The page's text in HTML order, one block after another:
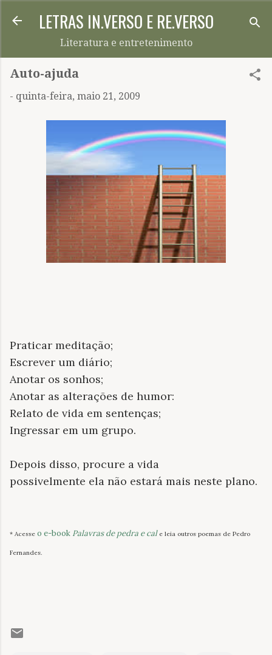
Pular para o conteúdo principal
LETRAS IN.VERSO E RE.VERSO
Literatura e entretenimento
Auto-ajuda
- quinta-feira, maio 21, 2009
Praticar meditação;
Escrever um diário;
Anotar os sonhos;
Anotar as alterações de humor:
Relato de vida em sentenças;
Ingressar em um grupo.
Depois disso, procure a vida
possivelmente ela não estará mais neste plano.
* Acesse o e-book Palavras de pedra e cale leia outros poemas de Pedro
Fernandes.